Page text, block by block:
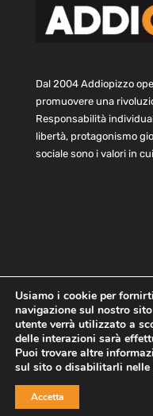
Dal 2004 Addiopizzo
promuovere una
Responsabilità
libertà, protagonismo
sociale sono i valori in
Home
Privacy
Cookie
Copyright © 2021
Usiamo i cookie per
navigazione sul nostro
utente verrà utilizzato a
delle interazioni sarà
Puoi trovare altre
sul sito o disabilitarli nelle
Accetta